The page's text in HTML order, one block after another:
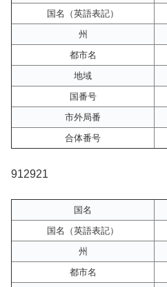
国名（英語表記）
州
都市名
地域
国番号
市外局番
合体番号
912921
国名
国名（英語表記）
州
都市名